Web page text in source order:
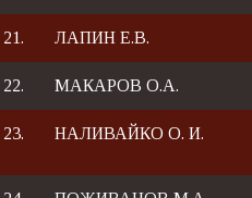
21. ЛАПИН Е.В.
22. МАКАРОВ О.А.
23. НАЛИВАЙКО О. И.